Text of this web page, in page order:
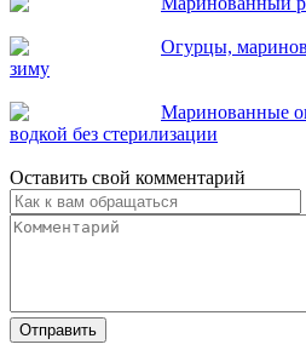
Огурцы,
зиму
Маринованные
водкой без стерилизации
Оставить свой комментарий